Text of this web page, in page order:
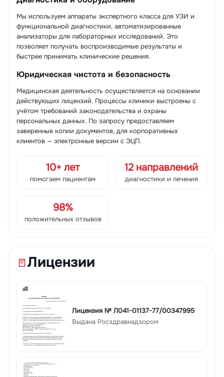
Мы используем аппараты экспертного класса для УЗИ и
функциональной диагностики, автоматизированные
анализаторы для лабораторных исследований. Это
позволяет получать воспроизводимые результаты и
быстрее принимать клинические решения.
Юридическая чистота и безопасность
Медицинская деятельность осуществляется на основании
действующих лицензий. Процессы клиники выстроены с
учётом требований законодательства и охраны
персональных данных. По запросу предоставляем
заверенные копии документов, для корпоративных
клиентов — электронные версии с ЭЦП.
10+ лет
помогаем пациентам
12 направлений
диагностики и лечения
98%
положительных отзывов
Лицензии
Лицензия № Л041-01137-77/00347995
Выдана Росздравнадзором